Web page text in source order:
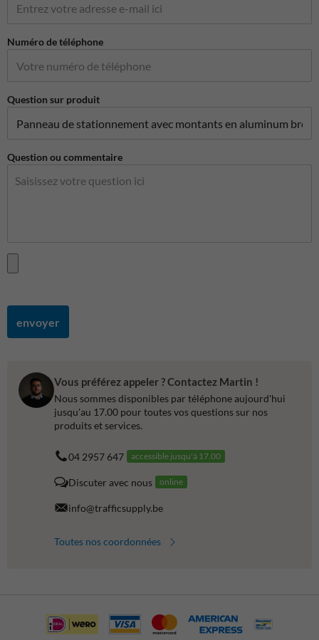
Numéro de téléphone
Question sur produit
Question ou commentaire
envoyer
Vous préférez appeler ? Contactez Martin !
Nous sommes disponibles par téléphone aujourd'hui
jusqu'au 17.00 pour toutes vos questions sur nos
produits et services.
04 2957 647 accessible jusqu'à 17.00
Discuter avec nous online
info@trafficsupply.be
Toutes nos coordonnées